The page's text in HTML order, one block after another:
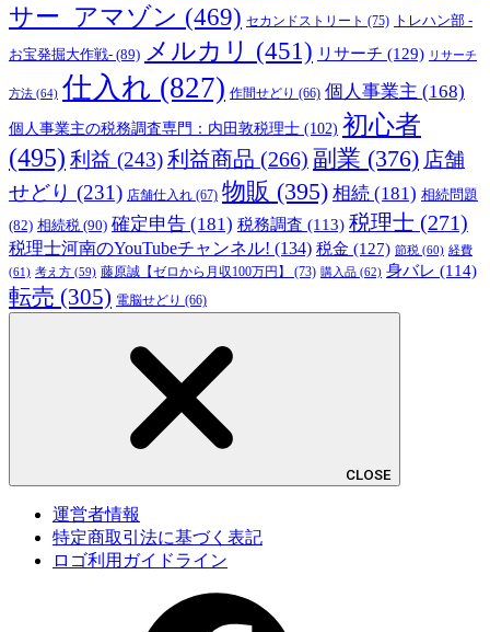
サー_アマゾン (469) セカンドストリート (75) トレハン部 -
お宝発掘大作戦- (89) メルカリ (451) リサーチ (129) リサーチ
方法 (64) 仕入れ (827) 作間せどり (66) 個人事業主 (168)
個人事業主の税務調査専門：内田敦税理士 (102) 初心者
(495) 利益 (243)利益商品 (266) 副業 (376) 店舗
せどり (231) 店舗仕入れ (67) 物販 (395) 相続 (181) 相続問題
(82) 相続税 (90) 確定申告 (181) 税務調査 (113) 税理士 (271)
税理士河南のYouTubeチャンネル! (134) 税金 (127) 節税 (60) 経費
(61) 考え方 (59) 藤原誠【ゼロから月収100万円】 (73) 購入品 (62) 身バレ (114)
転売 (305) 電脳せどり (66)
CLOSE
運営者情報
特定商取引法に基づく表記
ロゴ利用ガイドライン